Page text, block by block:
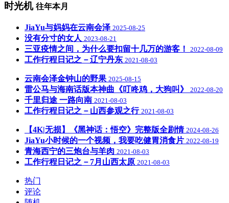
时光机 往年本月
JiaYu与妈妈在云南会泽 2025-08-25
没有分寸的女人 2023-08-21
三亚疫情之间，为什么要扣留十几万的游客！ 2022-08-09
工作行程日记之－辽宁丹东 2021-08-03
云南会泽金钟山的野果 2025-08-15
雷公马与海南话版本神曲《叮咚鸡，大狗叫》 2022-08-20
千里归途 一路向南 2021-08-03
工作行程日记之－山西参观之行 2021-08-03
【4K|无损】《黑神话：悟空》完整版全剧情 2024-08-26
JiaYu小时候的一个视频，我要吃健胃消食片 2022-08-19
青海西宁的三炮台与羊肉 2021-08-03
工作行程日记之－7月山西太原 2021-08-03
热门
评论